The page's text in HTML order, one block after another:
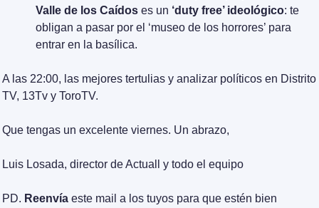
Valle de los Caídos es un ‘duty free’ ideológico: te
obligan a pasar por el ‘museo de los horrores’ para
entrar en la basílica.
A las 22:00, las mejores tertulias y analizar políticos en Distrito
TV, 13Tv y ToroTV.
Que tengas un excelente viernes. Un abrazo,
Luis Losada, director de Actuall y todo el equipo
PD. Reenvía este mail a los tuyos para que estén bien